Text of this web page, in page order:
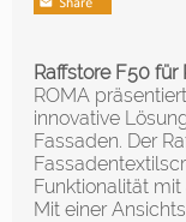
Raffstore F50
ROMA
innovative
Fassaden. Der
Funktionalität
Mit einer